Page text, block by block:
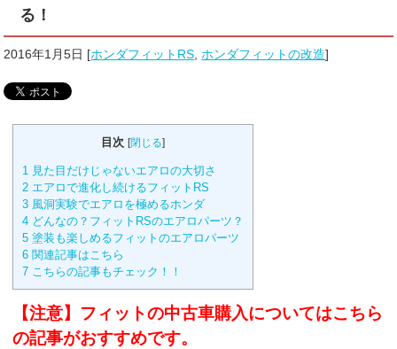
る！
2016年1月5日 [ホンダフィットRS ホンダフィットの改造]
目次 [閉じる]
1 見た目だけじゃないエアロの大切さ
2 エアロで進化し続けるフィットRS
3 風洞実験でエアロを極めるホンダ
4 どんなの？フィットRSのエアロパーツ？
5 塗装も楽しめるフィットのエアロパーツ
6 関連記事はこちら
7 こちらの記事もチェック！！
【注意】フィットの中古車購入についてはこちら
の記事がおすすめです。